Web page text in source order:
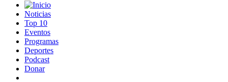
Noticias
Top 10
Eventos
Programas
Deportes
Podcast
Donar